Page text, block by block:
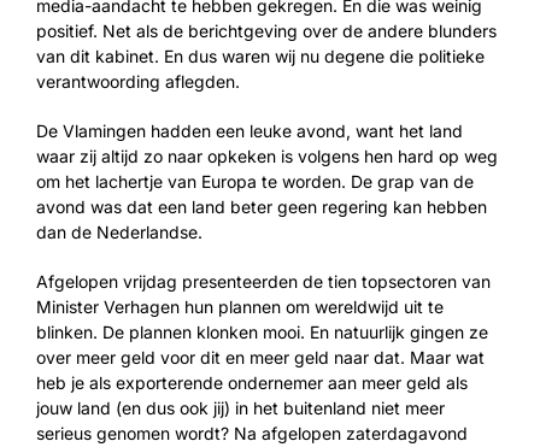
media-aandacht te hebben gekregen. En die was weinig
positief. Net als de berichtgeving over de andere blunders
van dit kabinet. En dus waren wij nu degene die politieke
verantwoording aflegden.
De Vlamingen hadden een leuke avond, want het land
waar zij altijd zo naar opkeken is volgens hen hard op weg
om het lachertje van Europa te worden. De grap van de
avond was dat een land beter geen regering kan hebben
dan de Nederlandse.
Afgelopen vrijdag presenteerden de tien topsectoren van
Minister Verhagen hun plannen om wereldwijd uit te
blinken. De plannen klonken mooi. En natuurlijk gingen ze
over meer geld voor dit en meer geld naar dat. Maar wat
heb je als exporterende ondernemer aan meer geld als
jouw land (en dus ook jij) in het buitenland niet meer
serieus genomen wordt? Na afgelopen zaterdagavond